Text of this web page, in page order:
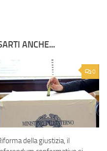
ANCHE...
0
della giustizia, il